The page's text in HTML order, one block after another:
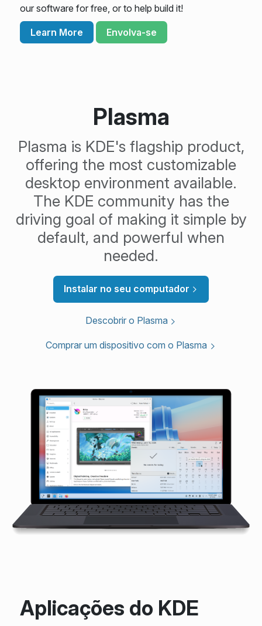
our software for free, or to help build it!
Learn More Envolva-se
Plasma
Plasma is KDE's flagship product,
offering the most customizable
desktop environment available.
The KDE community has the
driving goal of making it simple by
default, and powerful when
needed.
Instalar no seu computador
Descobrir o Plasma
Comprar um dispositivo com o Plasma
Aplicações do KDE